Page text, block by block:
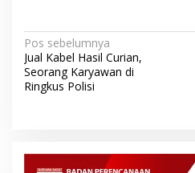
N
a
v
a
Pos sebelumnya
Jual Kabel Hasil Curian,
Seorang Karyawan di
Ringkus Polisi